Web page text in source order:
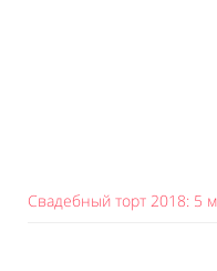
Свадебный торт 2018: 5